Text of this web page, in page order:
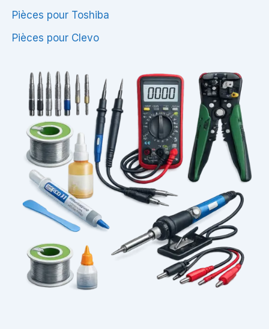
Pièces pour Toshiba
Pièces pour Clevo